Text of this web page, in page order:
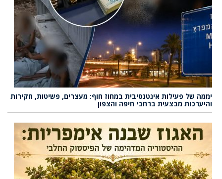
יממה של פעילות אינטנסיבית במחוז חוף: מעצרים, פשיטות, חקירות
והיערכות מבצעית ברחבי חיפה והצפון